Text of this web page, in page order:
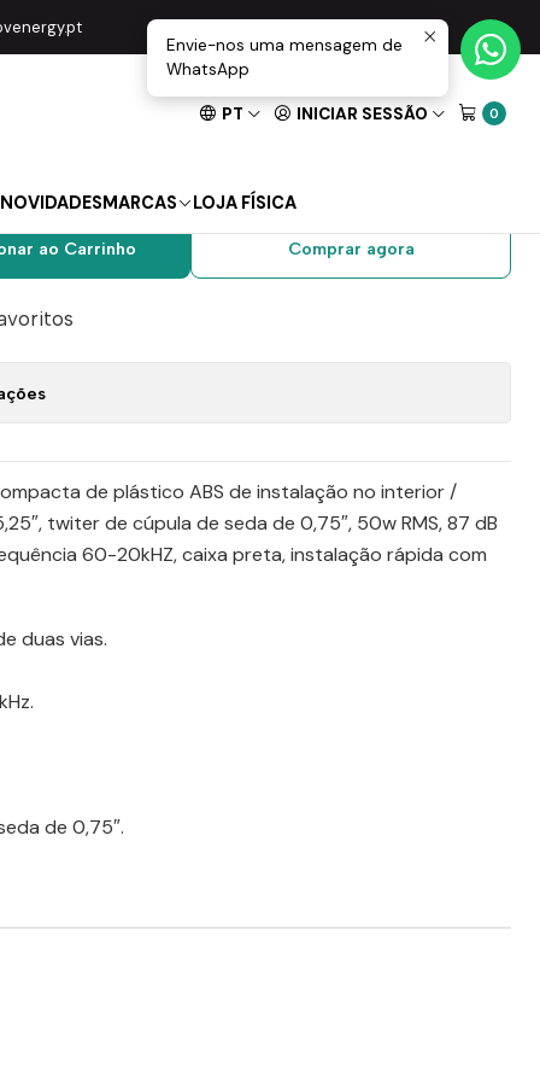
PT INICIAR SESSÃO 0
NOVIDADESMARCAS LOJA FÍSICA
5 Black
5,25″ 50W Climate
ao Carrinho Comprar agora
de plástico ABS de instalação no interior /
twiter de cúpula de seda de 0,75″, 50w RMS, 87 dB
60-20kHZ, caixa preta, instalação rápida com
duas vias.
de 0,75″.
Envie-nos uma mensagem de
WhatsApp